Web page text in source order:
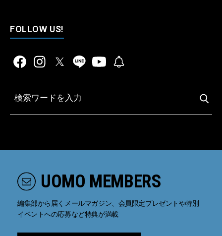
FOLLOW US!
UOMO MEMBERS
編集部から届くメールマガジン、会員限定プレゼントや特別
イベントへの応募など特典が満載